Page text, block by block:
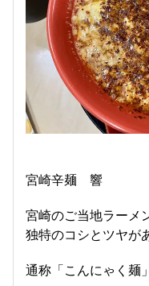
宮崎辛麺 響
宮崎のご当地ラーメ
独特のコシとツヤが
通称「こんにゃく麺